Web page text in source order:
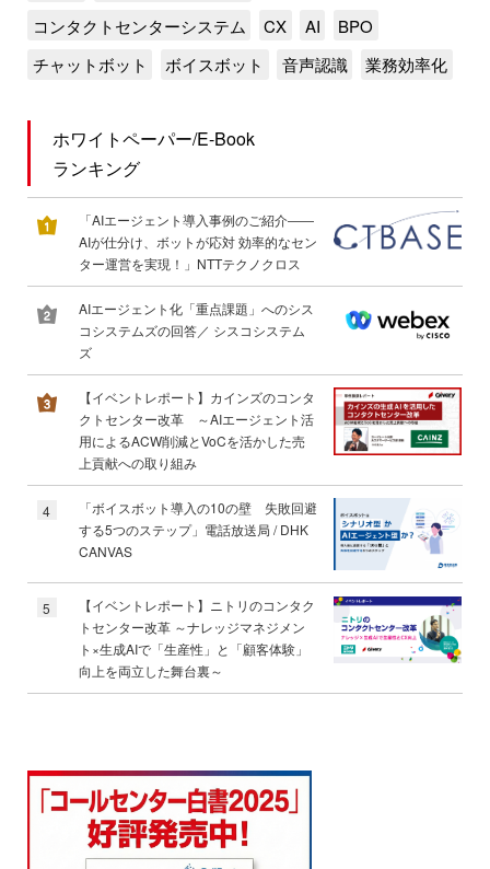
コンタクトセンターシステム
CX AI
BPO
チャットボット
ボイスボット 音声認識 業務効率化
ホワイトペーパー/E-Book
ランキング
「AIエージェント導入事例のご紹介――
AIが仕分け、ボットが応対 効率的なセン
ター運営を実現！」NTTテクノクロス
AIエージェント化「重点課題」へのシス
コシステムズの回答／ シスコシステム
ズ
【イベントレポート】カインズのコンタ
クトセンター改革 ～AIエージェント活
用によるACW削減とVoCを活かした売
上貢献への取り組み
4
「ボイスボット導入の10の壁 失敗回避
する5つのステップ」電話放送局 / DHK
CANVAS
5
【イベントレポート】ニトリのコンタク
トセンター改革 ～ナレッジマネジメン
ト×生成AIで「生産性」と「顧客体験」
向上を両立した舞台裏～